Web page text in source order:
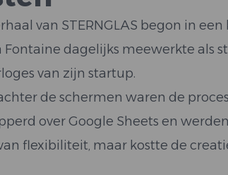
van STERNGLAS begon in
Fontaine dagelijks meewerkte als
van zijn startup.
de schermen waren de
over Google Sheets en
flexibiliteit, maar kostte de